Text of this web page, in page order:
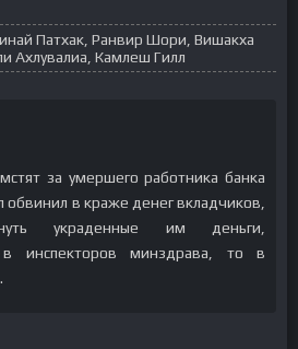
Патхак, Ранвир Шори, Вишакха
Ахлувалиа, Камлеш Гилл
за умершего работника банка
обвинил в краже денег вкладчиков,
украденные им деньги,
в инспекторов минздрава, то в